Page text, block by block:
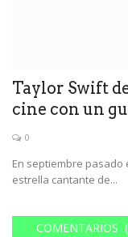
Taylor Swift
cine con un
0
En septiembre pasado
estrella cantante de...
COMENTARIOS